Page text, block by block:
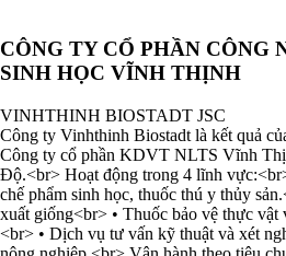
CÔNG TY CỔ PHẦN CÔNG
SINH HỌC VĨNH THỊNH
VINHTHINH BIOSTADT JSC
Công ty Vinhthinh Biostadt là kết quả
Công ty cổ phần KDVT NLTS Vĩnh
Độ.<br> Hoạt động trong 4 lĩnh
chế phẩm sinh học, thuốc thú y thủy
xuất giống<br> • Thuốc bảo vệ thực vật
<br> • Dịch vụ tư vấn kỹ thuật và xét